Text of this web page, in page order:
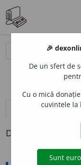
definiții (1)
Definiția cu ID-ul
🎉
De un sfert de
Cu o mică
cuvintele la